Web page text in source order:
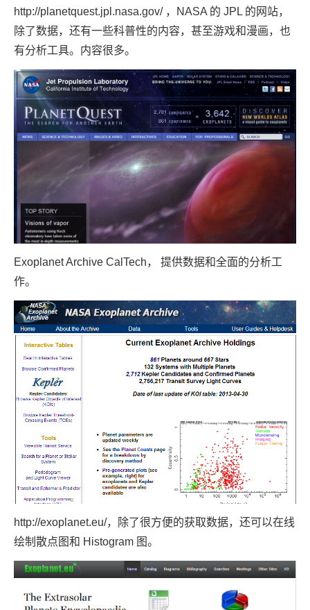
http://planetquest.jpl.nasa.gov/ ，NASA 的 JPL 的网站，
除了数据，还有一些科普性的内容，甚至游戏和漫画，也
有分析工具。内容很多。
Exoplanet Archive CalTech， 提供数据和全面的分析工
作。
http://exoplanet.eu/，除了很方便的获取数据，还可以在线
绘制散点图和 Histogram 图。